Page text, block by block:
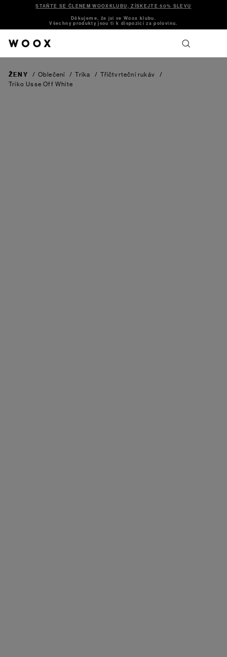
STAŇTE SE ČLENEM WOOXKLUBU, ZÍSKEJTE 50% SLEVU
Děkujeme, že jsi ve Woox klubu.
Všechny produkty jsou ti k dispozici za polovinu.
ŽENY / Oblečení / Trika / Tříčtvrteční rukáv
/
Triko UsseOff White